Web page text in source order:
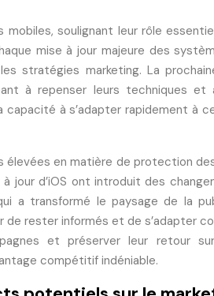
soulignant leur rôle
mise à jour majeure des
stratégies marketing. La
à repenser leurs techniques
à s’adapter rapidement à
élevées en matière de protection
jour d’iOS ont introduit des
a transformé le paysage de la
rester informés et de s’adapter
et préserver leur retour
compétitif indéniable.